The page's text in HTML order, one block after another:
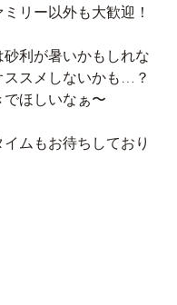
リー以外も大歓迎！
利が暑いかもしれな
ススメしないかも…？
ほしいなぁ〜
ムもお待ちしており